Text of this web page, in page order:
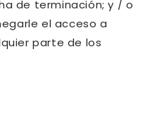
de terminación; y / o
el acceso a
parte de los